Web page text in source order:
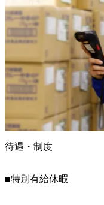
待遇・制度
■特別有給休暇